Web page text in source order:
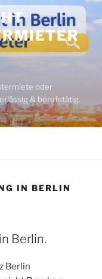
oder
& berufstätig.
IN BERLIN
Berlin.
Berlin